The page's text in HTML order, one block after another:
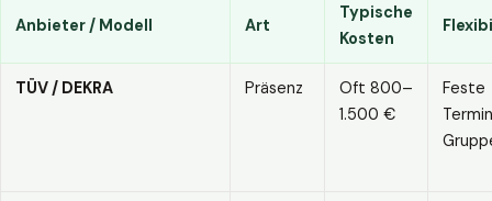
Anbieter / Modell Art
Typische
Kosten
TÜV / DEKRA Präsenz
Oft 800–
1.500 €
Feste